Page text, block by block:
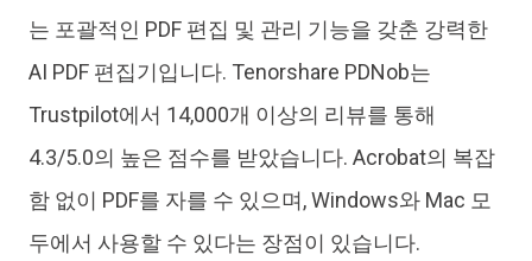
는 포괄적인 PDF 편집 및 관리 기능을 갖춘 강력한
AI PDF 편집기입니다. Tenorshare PDNob는
Trustpilot에서 14,000개 이상의 리뷰를 통해
4.3/5.0의 높은 점수를 받았습니다. Acrobat의 복잡
함 없이 PDF를 자를 수 있으며, Windows와 Mac 모
두에서 사용할 수 있다는 장점이 있습니다.